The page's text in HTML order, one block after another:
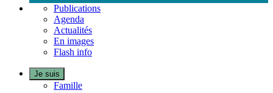
Publications
Agenda
Actualités
En images
Flash info
Je suis
Famille